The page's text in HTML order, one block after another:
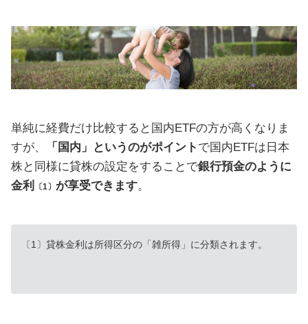
単純に経費だけ比較すると国内ETFの方が高くなりま
すが、
「国内」というのがポイント で国内ETFは日本
株と同様に貸株の設定をすることで銀行預金のように
金利
〔1〕 が享受できます。
〔1〕貸株金利は所得区分の「雑所得」に分類されます。